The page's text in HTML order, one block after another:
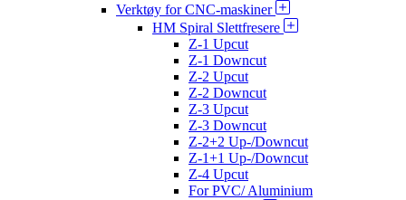
Verktøy for CNC-maskiner
HM Spiral Slettfresere
Z-1 Upcut
Z-1 Downcut
Z-2 Upcut
Z-2 Downcut
Z-3 Upcut
Z-3 Downcut
Z-2+2 Up-/Downcut
Z-1+1 Up-/Downcut
Z-4 Upcut
For PVC/ Aluminium